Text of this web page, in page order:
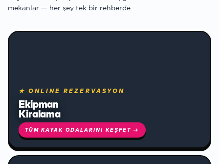
❄
❄
mekanlar — her şey tek bir rehberde.
★ ONLINE REZERVASYON
Ekipman
Kiralama
TÜM KAYAK ODALARINI KEŞFET →